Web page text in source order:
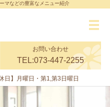
マなどの豊富なメニュー紹介
お問い合わせ
TEL:073-447-2255
休日】月曜日・第1,第3日曜日
メ